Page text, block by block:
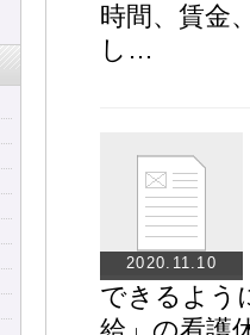
時間、賃金
し…
2020.11.10
できるよう